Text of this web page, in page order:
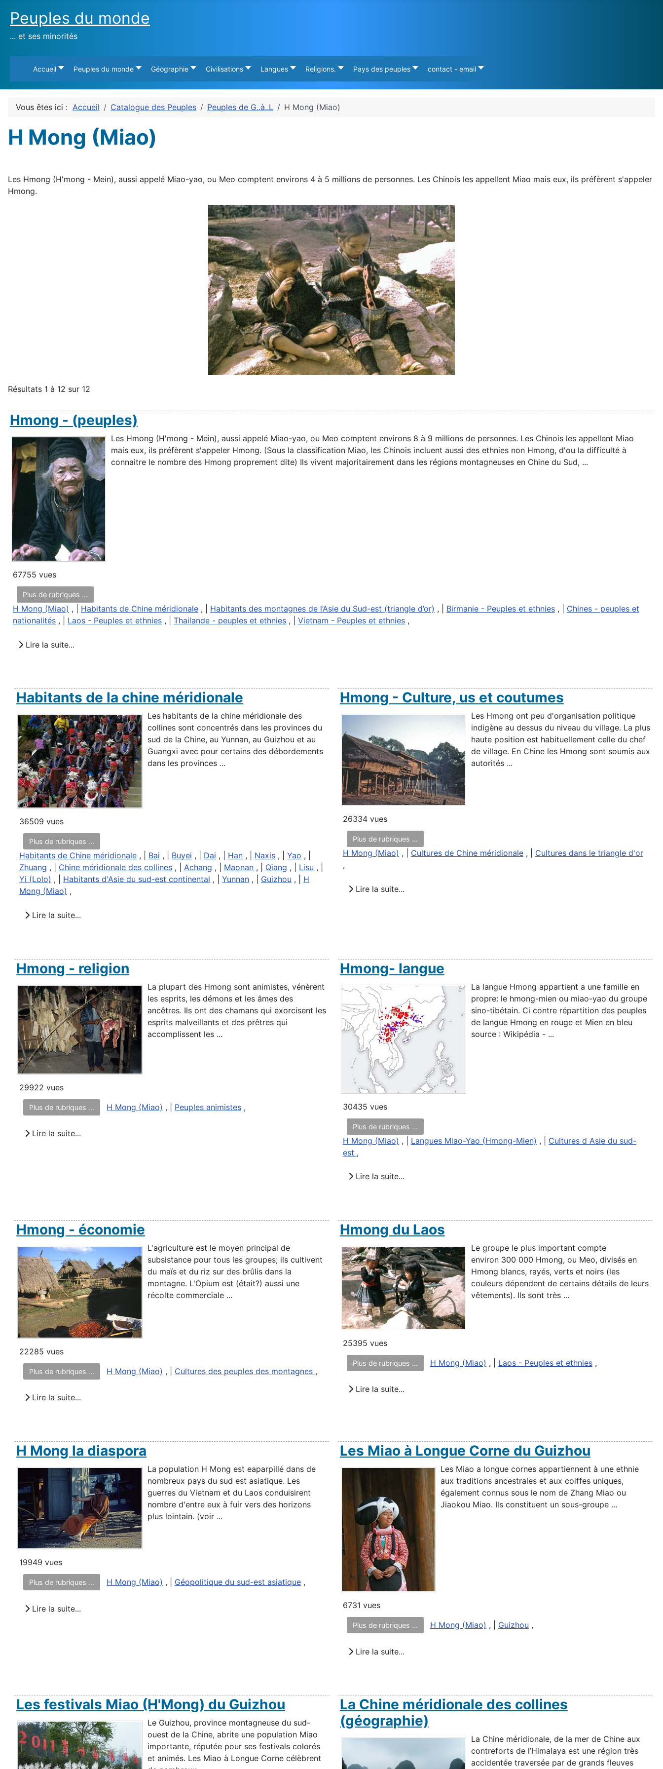
Peuples du monde
... et ses minorités
Accueil Peuples du monde Géographie Civilisations Langues Religions. Pays des peuples contact - email
Vous êtes ici : Accueil Catalogue des Peuples Peuples de G..à..L H Mong (Miao)
H Mong (Miao)
Les Hmong (H'mong - Mein), aussi appelé Miao-yao, ou Meo comptent environs 4 à 5 millions de personnes. Les Chinois les appellent Miao mais eux, ils préfèrent s'appeler
Hmong.
Résultats 1 à 12 sur 12
Hmong - (peuples)
Les Hmong (H'mong - Mein), aussi appelé Miao-yao, ou Meo comptent environs 8 à 9 millions de personnes. Les Chinois les appellent Miao
mais eux, ils préfèrent s'appeler Hmong. (Sous la classification Miao, les Chinois incluent aussi des ethnies non Hmong, d'ou la difficulté à
connaitre le nombre des Hmong proprement dite) Ils vivent majoritairement dans les régions montagneuses en Chine du Sud, ...
67755 vues
Plus de rubriques ...
H Mong (Miao) , | Habitants de Chine méridionale , | Habitants des montagnes de l’Asie du Sud-est (triangle d’or) , | Birmanie - Peuples et ethnies , | Chines - peuples et
nationalités , | Laos - Peuples et ethnies , | Thailande - peuples et ethnies , | Vietnam - Peuples et ethnies ,
Lire la suite...
Habitants de la chine méridionale
Les habitants de la chine méridionale des
collines sont concentrés dans les provinces du
sud de la Chine, au Yunnan, au Guizhou et au
Guangxi avec pour certains des débordements
dans les provinces ...
36509 vues
Plus de rubriques ...
Habitants de Chine méridionale , | Bai , | Buyei , | Dai , | Han , | Naxis , |Yao , |
Zhuang , | Chine méridionale des collines , |Achang , | Maonan , | Qiang , | Lisu , |
Yi (Lolo) , | Habitants d'Asie du sud-est continental , |Yunnan , | Guizhou , | H
Mong (Miao) ,
Lire la suite...
Hmong - Culture, us et coutumes
Les Hmong ont peu d'organisation politique
indigène au dessus du niveau du village. La plus
haute position est habituellement celle du chef
de village. En Chine les Hmong sont soumis aux
autorités ...
26334 vues
Plus de rubriques ...
H Mong (Miao) , | Cultures de Chine méridionale, | Cultures dans le triangle d'or
,
Lire la suite...
Hmong - religion
La plupart des Hmong sont animistes, vénèrent
les esprits, les démons et les âmes des
ancêtres. Ils ont des chamans qui exorcisent les
esprits malveillants et des prêtres qui
accomplissent les ...
29922 vues
Plus de rubriques ... H Mong (Miao) , | Peuples animistes ,
Lire la suite...
Hmong- langue
La langue Hmong appartient a une famille en
propre: le hmong-mien ou miao-yao du groupe
sino-tibétain. Ci contre répartition des peuples
de langue Hmong en rouge et Mien en bleu
source : Wikipédia - ...
30435 vues
Plus de rubriques ...
H Mong (Miao) , | Langues Miao-Yao (Hmong-Mien) , | Cultures d Asie du sud-
est ,
Lire la suite...
Hmong - économie
L'agriculture est le moyen principal de
subsistance pour tous les groupes; ils cultivent
du maïs et du riz sur des brûlis dans la
montagne. L'Opium est (était?) aussi une
récolte commerciale ...
22285 vues
Plus de rubriques ... H Mong (Miao) , | Cultures des peuples des montagnes ,
Lire la suite...
Hmong du Laos
Le groupe le plus important compte
environ 300 000 Hmong, ou Meo, divisés en
Hmong blancs, rayés, verts et noirs (les
couleurs dépendent de certains détails de leurs
vêtements). Ils sont très ...
25395 vues
Plus de rubriques ... H Mong (Miao) , | Laos - Peuples et ethnies,
Lire la suite...
H Mong la diaspora
La population H Mong est eaparpillé dans de
nombreux pays du sud est asiatique. Les
guerres du Vietnam et du Laos conduisirent
nombre d'entre eux à fuir vers des horizons
plus lointain. (voir ...
19949 vues
Plus de rubriques ... H Mong (Miao) , | Géopolitique du sud-est asiatique ,
Lire la suite...
Les Miao à Longue Corne du Guizhou
Les Miao a longue cornes appartiennent à une ethnie
aux traditions ancestrales et aux coiffes uniques,
également connus sous le nom de Zhang Miao ou
Jiaokou Miao. Ils constituent un sous-groupe ...
6731 vues
Plus de rubriques ... H Mong (Miao) , | Guizhou ,
Lire la suite...
Les festivals Miao (H'Mong) du Guizhou
Le Guizhou, province montagneuse du sud-
ouest de la Chine, abrite une population Miao
importante, réputée pour ses festivals colorés
et animés. Les Miao à Longue Corne célèbrent
La Chine méridionale des collines
(géographie)
La Chine méridionale, de la mer de Chine aux
contreforts de l’Himalaya est une région très
accidentée traversée par de grands fleuves